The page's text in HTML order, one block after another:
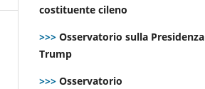
costituente cileno
>>> Osservatorio sulla Presidenza
Trump
>>> Osservatorio